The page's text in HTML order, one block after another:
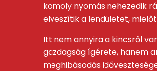
komoly nyomás nehezedik
elveszítik a lendületet,
Itt nem annyira a kincsről
gazdagság ígérete, hanem
meghibásodás